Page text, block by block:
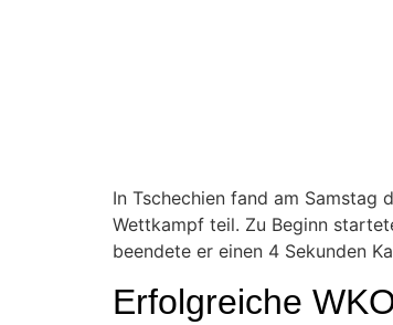
In Tschechien fand am Samstag
Wettkampf teil. Zu Beginn
beendete er einen 4 Sekunden
Erfolgreiche